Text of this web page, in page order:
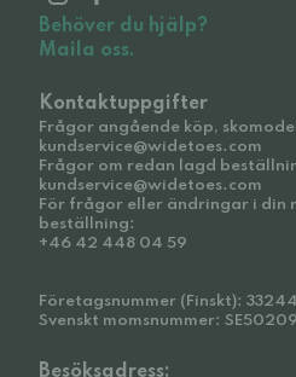
Behöver du hjälp?
Maila oss.
Kontaktuppgifter
Frågor angående köp,
kundservice@widetoes.com
Frågor om redan lagd
kundservice@widetoes.com
För frågor eller ändringar i din
beställning:
+46 42 448 04 59
Företagsnummer (Finskt):
Svenskt momsnummer:
Besöksadress: